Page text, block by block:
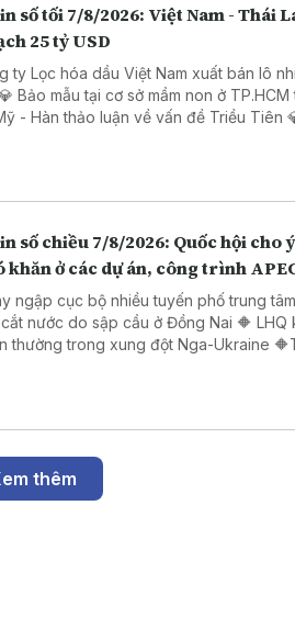
số tối 7/8/2026: Việt Nam - Thái
25 tỷ USD
ty Lọc hóa dầu Việt Nam xuất bán lô
- Hàn thảo luận về vấn đề Triều Tiên
số chiều 7/8/2026: Quốc hội cho
khăn ở các dự án, công trình
ngập cục bộ nhiều tuyến phố trung
nước do sập cầu ở Đồng Nai 🔶
thường trong xung đột Nga-Ukraine
thêm